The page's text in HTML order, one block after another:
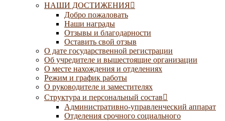
НАШИ ДОСТИЖЕНИЯ
Добро пожаловать
Наши награды
Отзывы и благодарности
Оставить свой отзыв
О дате государственной регистрации
Об учредителе и вышестоящие организации
О месте нахождения и отделениях
Режим и график работы
О руководителе и заместителях
Структура и персональный состав
Административно-управленческий аппарат
Отделения срочного социального